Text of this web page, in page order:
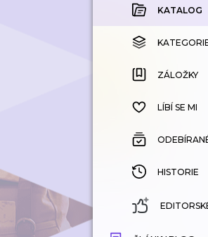
KOUPENÉ
ZÁLOŽKY
HISTORIE
KATALOG
ZÁLOŽKY
LÍBÍ SE MI
HISTORIE